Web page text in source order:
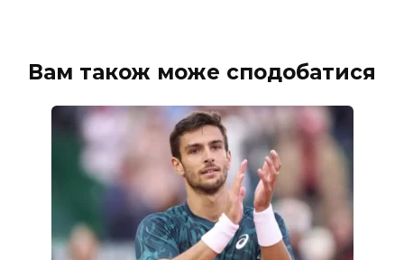
Вам також може сподобатися